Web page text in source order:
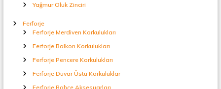
Yağmur Oluk Zinciri
Ferforje
Ferforje Merdiven Korkulukları
Ferforje Balkon Korkulukları
Ferforje Pencere Korkulukları
Ferforje Duvar Üstü Korkuluklar
Ferforje Bahçe Aksesuarları